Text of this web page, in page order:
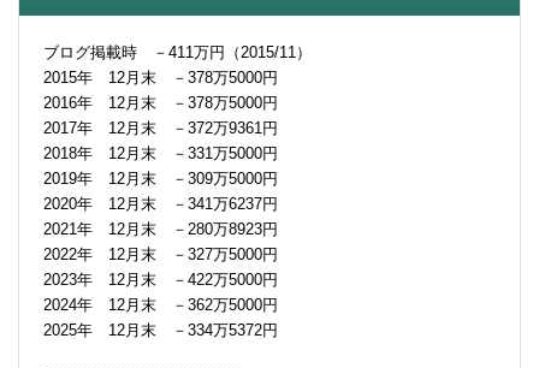
ブログ掲載時 －411万円（2015/11）
2015年 12月末 －378万5000円
2016年 12月末 －378万5000円
2017年 12月末 －372万9361円
2018年 12月末 －331万5000円
2019年 12月末 －309万5000円
2020年 12月末 －341万6237円
2021年 12月末 －280万8923円
2022年 12月末 －327万5000円
2023年 12月末 －422万5000円
2024年 12月末 －362万5000円
2025年 12月末 －334万5372円